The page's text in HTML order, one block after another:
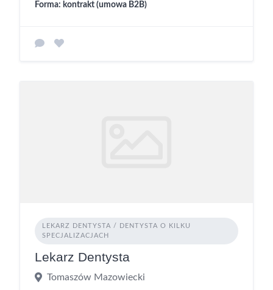
Forma: kontrakt (umowa B2B)
LEKARZ DENTYSTA / DENTYSTA O KILKU
SPECJALIZACJACH
Lekarz Dentysta
Tomaszów Mazowiecki